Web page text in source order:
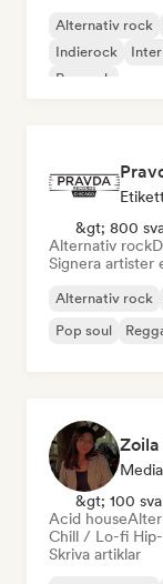
Alternativ rock
Indierock
Poprock
&gt; 800
Alternativ rock
Signera artister
Alternativ rock
Pop soul
&gt; 100
Acid house
Chill / Lo-fi
Skriva artiklar